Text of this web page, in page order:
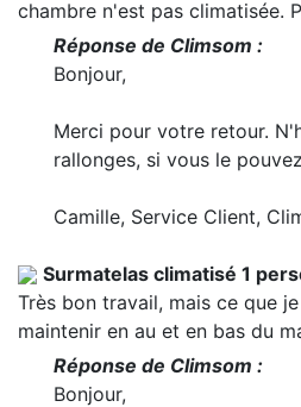
chambre n'est pas climatisée.
Réponse de Climsom :
Bonjour,
Merci pour votre retour.
rallonges, si vous le
Camille, Service Client,
Surmatelas climatisé 1
Très bon travail, mais ce que
maintenir en au et en bas du
Réponse de Climsom :
Bonjour,